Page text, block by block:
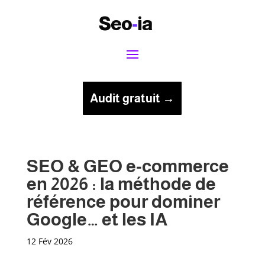
Seo-ia
Audit gratuit →
SEO & GEO e-commerce
en 2026 : la méthode de
référence pour dominer
Google… et les IA
12 Fév 2026